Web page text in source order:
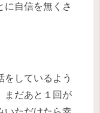
に自信を無くさ
をしているよう
まだあと１回が